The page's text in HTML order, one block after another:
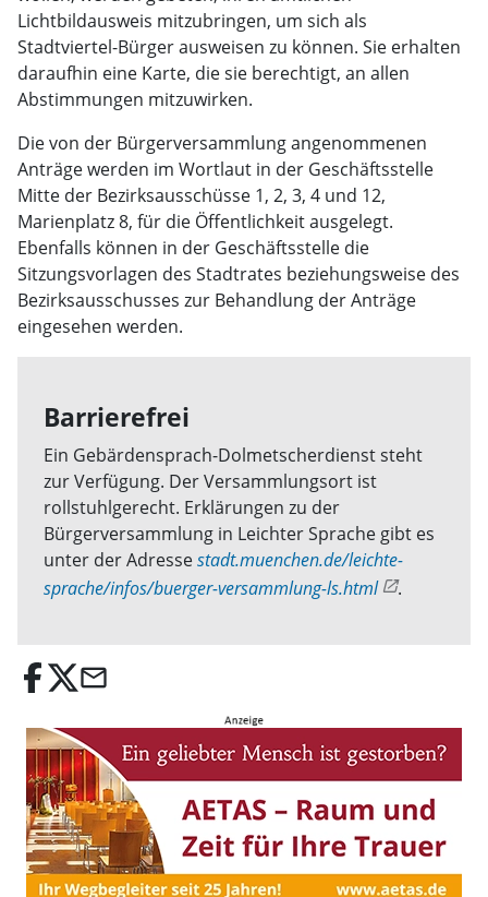
Lichtbildausweis mitzubringen, um sich als
Stadtviertel-Bürger ausweisen zu können. Sie erhalten
daraufhin eine Karte, die sie berechtigt, an allen
Abstimmungen mitzuwirken.
Die von der Bürgerversammlung angenommenen
Anträge werden im Wortlaut in der Geschäftsstelle
Mitte der Bezirksausschüsse 1, 2, 3, 4 und 12,
Marienplatz 8, für die Öffentlichkeit ausgelegt.
Ebenfalls können in der Geschäftsstelle die
Sitzungsvorlagen des Stadtrates beziehungsweise des
Bezirksausschusses zur Behandlung der Anträge
eingesehen werden.
Barrierefrei
Ein Gebärdensprach-Dolmetscherdienst steht
zur Verfügung. Der Versammlungsort ist
rollstuhlgerecht. Erklärungen zu der
Bürgerversammlung in Leichter Sprache gibt es
unter der Adressestadt.muenchen.de/leichte-
sprache/infos/buerger-versammlung-ls.html
.
email